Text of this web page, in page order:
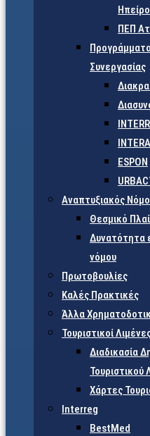
ΠΕΠ
Συνεργασίας
ESPON
Αναπτυξιακός
Θεσμικό
Δυνατότητα
νόμου
Πρωτοβουλίες
Καλές Πρακτικές
Άλλα
Τουριστικοί
Διαδικασία
Τουριστικού
Χάρτες
Interreg
BestMed